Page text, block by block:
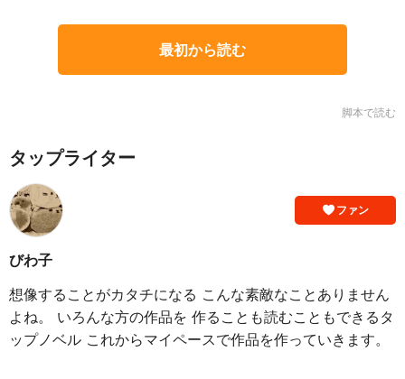
最初から読む
脚本で読む
タップライター
ファン
びわ子
想像することがカタチになる こんな素敵なことありません
よね。 いろんな方の作品を 作ることも読むこともできるタ
ップノベル これからマイペースで作品を作っていきます。